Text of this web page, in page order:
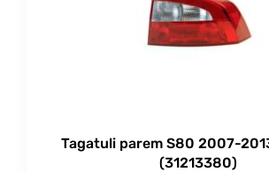
Tagatuli parem S80 2007-
(31213380)